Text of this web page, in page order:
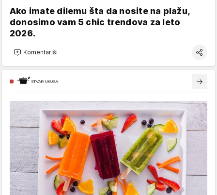
Ako imate dilemu šta da nosite na plažu,
donosimo vam 5 chic trendova za leto
2026.
Komentariši